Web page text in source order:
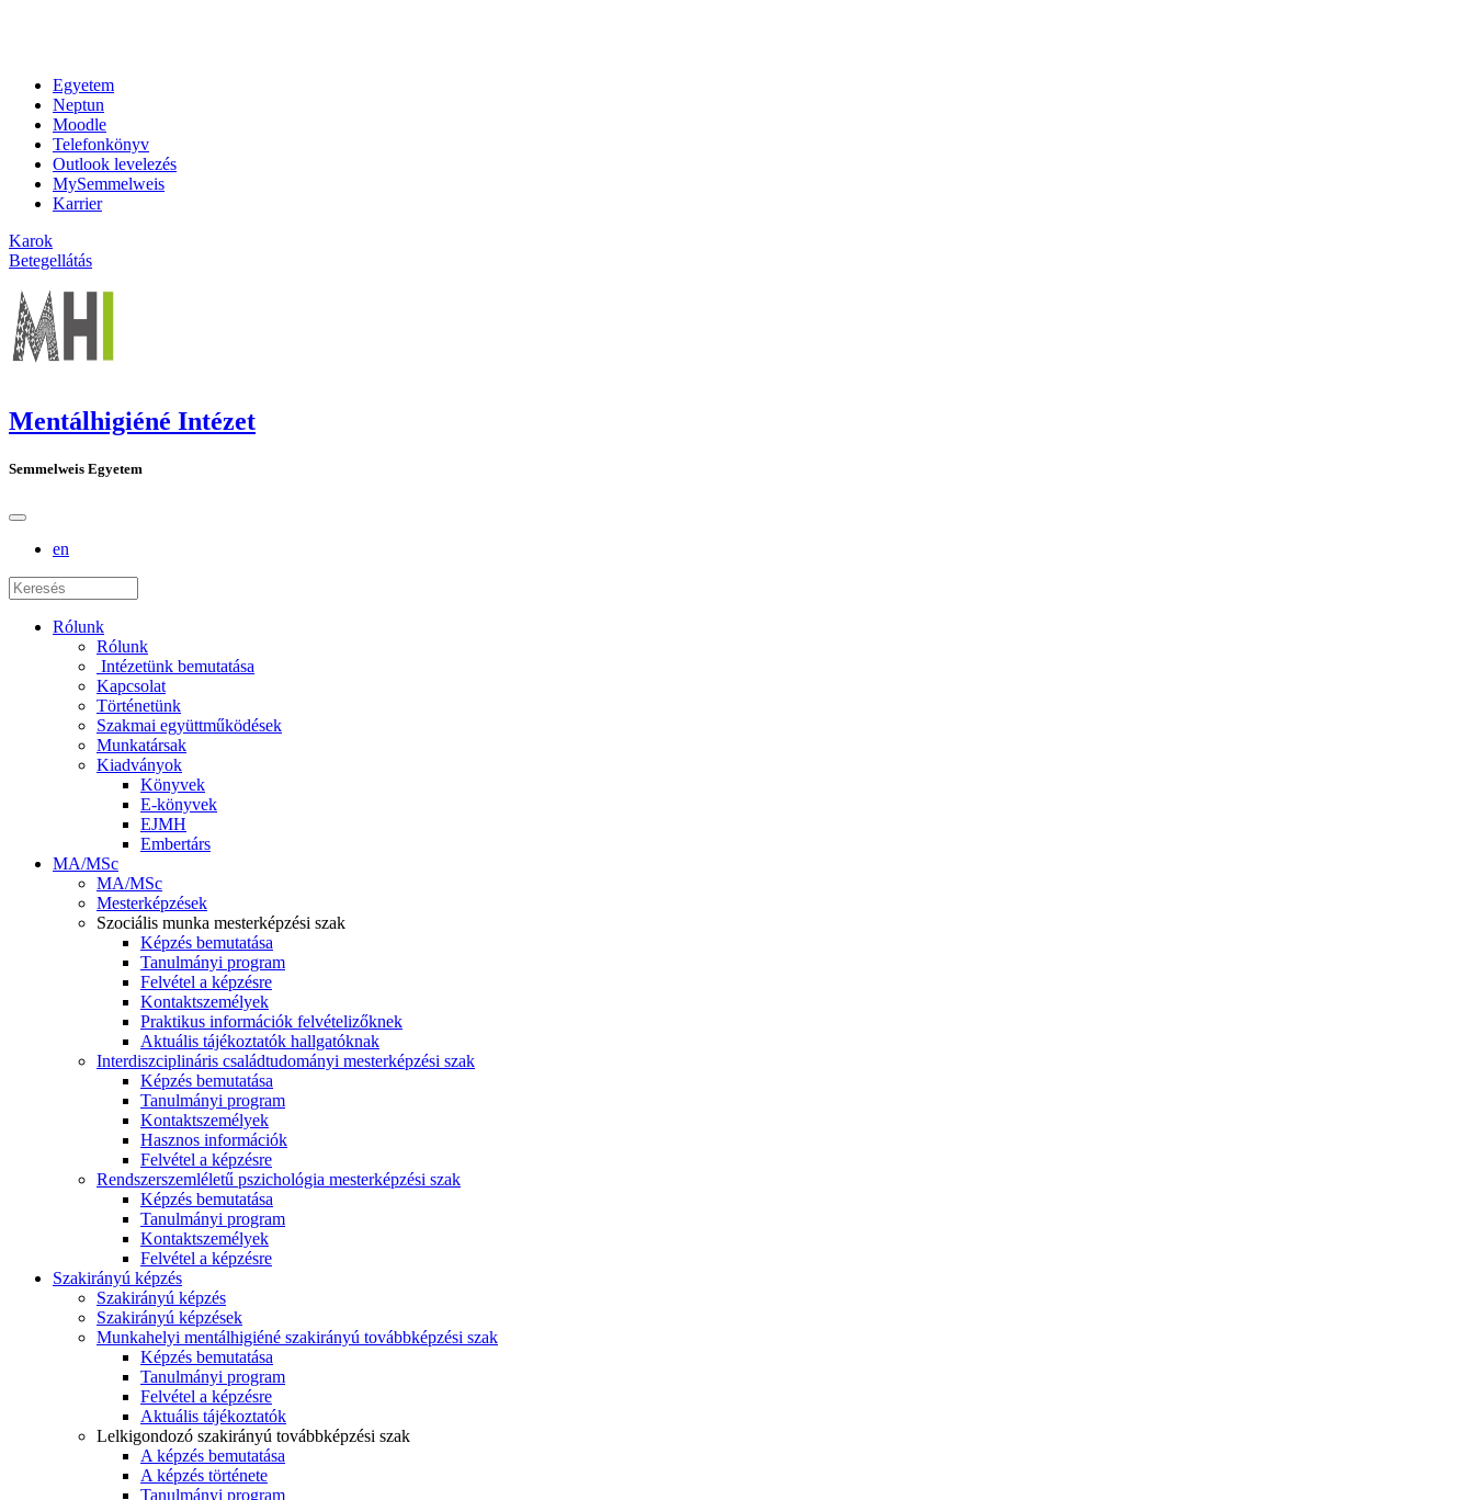
Egyetem
Neptun
Moodle
Telefonkönyv
Outlook levelezés
MySemmelweis
Karrier
Karok
Betegellátás
Mentálhigiéné Intézet
Semmelweis Egyetem
en
Rólunk
Rólunk
Intézetünk bemutatása
Kapcsolat
Történetünk
Szakmai együttműködések
Munkatársak
Kiadványok
Könyvek
E-könyvek
EJMH
Embertárs
MA/MSc
MA/MSc
Mesterképzések
Szociális munka mesterképzési szak
Képzés bemutatása
Tanulmányi program
Felvétel a képzésre
Kontaktszemélyek
Praktikus információk felvételizőknek
Aktuális tájékoztatók hallgatóknak
Interdiszciplináris családtudományi mesterképzési szak
Képzés bemutatása
Tanulmányi program
Kontaktszemélyek
Hasznos információk
Felvétel a képzésre
Rendszerszemléletű pszichológia mesterképzési szak
Képzés bemutatása
Tanulmányi program
Kontaktszemélyek
Felvétel a képzésre
Szakirányú képzés
Szakirányú képzés
Szakirányú képzések
Munkahelyi mentálhigiéné szakirányú továbbképzési szak
Képzés bemutatása
Tanulmányi program
Felvétel a képzésre
Aktuális tájékoztatók
Lelkigondozó szakirányú továbbképzési szak
A képzés bemutatása
A képzés története
Tanulmányi program